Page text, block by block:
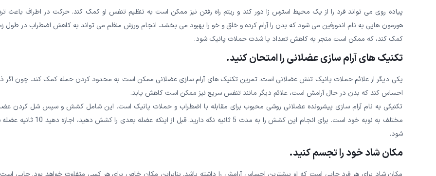
پیاده روی می تواند فرد را از یک محیط استرس زا دور کند و ریتم راه رفتن نیز ممکن است به تنظیم تنفس او کمک کند. حرکت در اطراف باعث
هورمون هایی به نام اندورفین می شود که بدن را آرام کرده و خلق و خو را بهبود می بخشد. انجام ورزش منظم می تواند به کاهش اضطراب در طول
کمک کند، که ممکن است منجر به کاهش تعداد یا شدت حملات پانیک شود.
تکنیک های آرام سازی عضلانی را امتحان کنید.
یکی دیگر از علائم حملات پانیک تنش عضلانی است. تمرین تکنیک های آرام سازی عضلانی ممکن است به محدود کردن حمله کمک کند. چون اگر
احساس کند که بدن در حال آرامش است، علائم دیگر مانند تنفس سریع نیز ممکن است کاهش یابد.
تکنیکی به نام آرام سازی پیشرونده عضلانی روشی محبوب برای مقابله با اضطراب و حملات پانیک است. این شامل کشش و سپس شل کردن
مختلف به نوبه خود است. برای انجام این کشش را به مدت 5 ثانیه نگه دارید. قبل از اینکه عضله بعدی را کشش
شود.
مکان شاد خود را تجسم کنید.